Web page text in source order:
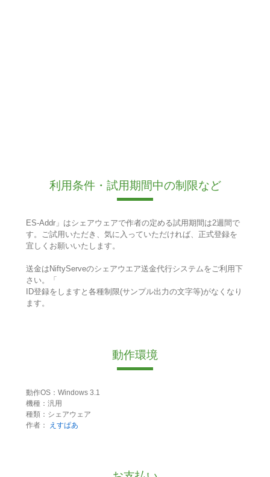
利用条件・試用期間中の制限など
ES-Addr」はシェアウェアで作者の定める試用期間は2週間で
す。ご試用いただき、気に入っていただければ、正式登録を
宜しくお願いいたします。
送金はNiftyServeのシェアウエア送金代行システムをご利用下
さい。「
ID登録をしますと各種制限(サンプル出力の文字等)がなくなり
ます。
動作環境
動作OS：Windows 3.1
機種：汎用
種類：シェアウェア
作者：
えすぱあ